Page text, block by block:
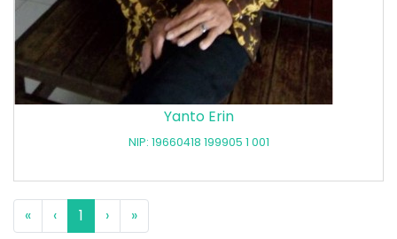
Yanto Erin
NIP: 19660418 199905 1 001
« ‹ 1 › »